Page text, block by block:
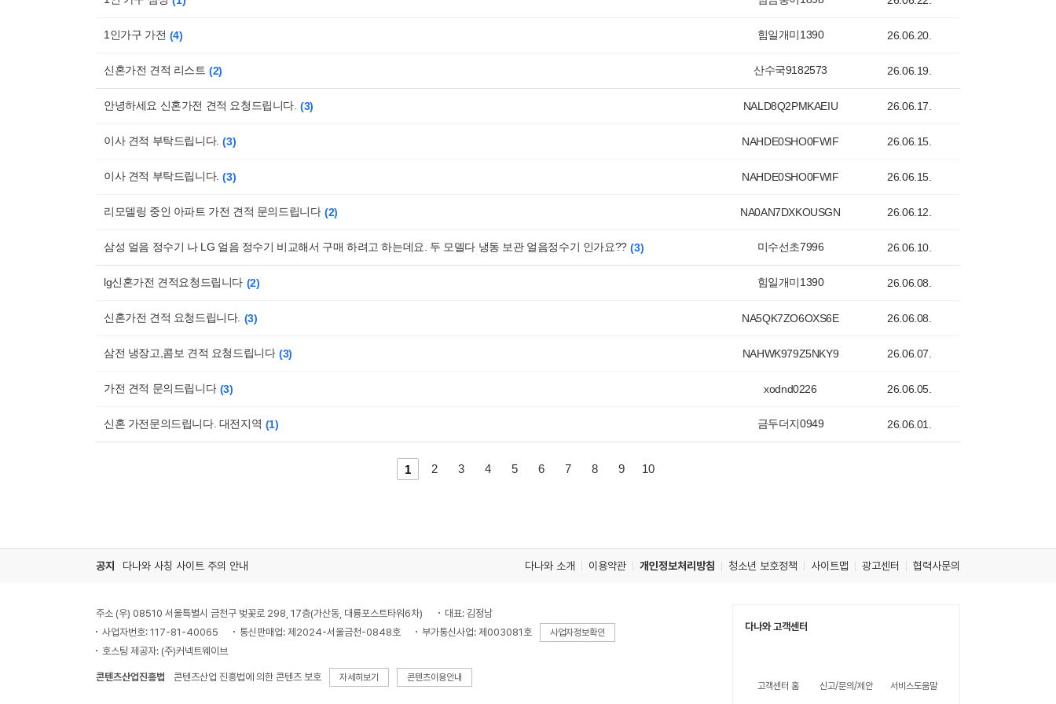
1인가구 가전 4 힘일개미1390 26.06.20.
신혼가전 견적 리스트 2 산수국9182573 26.06.19.
안녕하세요 신혼가전 견적 요청드립니다. 3 NALD8Q2PMKAEIU 26.06.17.
이사 견적 부탁드립니다. 3 NAHDE0SHO0FWIF 26.06.15.
이사 견적 부탁드립니다. 3 NAHDE0SHO0FWIF 26.06.15.
리모델링 중인 아파트 가전 견적 문의드립니다 2 NA0AN7DXKOUSGN 26.06.12.
삼성 얼음 정수기 나 LG 얼음 정수기 비교해서 구매 하려고 하는데요. 두 모델다 냉동 보관 얼음정수기 인가요?? 3 미수선초7996 26.06.10.
lg신혼가전 견적요청드립니다 2 힘일개미1390 26.06.08.
신혼가전 견적 요청드립니다. 3 NA5QK7ZO6OXS6E 26.06.08.
삼전 냉장고,콤보 견적 요청드립니다 3 NAHWK979Z5NKY9 26.06.07.
가전 견적 문의드립니다 3 xodnd0226 26.06.05.
신혼 가전문의드립니다. 대전지역 1 금두더지0949 26.06.01.
1 2 3 4 5 6 7 8 9 10
공지 다나와 사칭 사이트 주의 안내 다나와 소개 이용약관 개인정보처리방침 청소년 보호정책 사이트맵 광고센터 협력사문의
주소 (우) 08510 서울특별시 금천구 벚꽃로 298, 17층(가산동, 대륭포스트타워6차)
대표: 김정남
사업자번호: 117-81-40065
통신판매업: 제2024-서울금천-0848호 부가통신사업: 제003081호 사업자정보확인
호스팅 제공자: (주)커넥트웨이브
콘텐츠산업진흥법 콘텐츠산업 진흥법에 의한 콘텐츠 보호 자세히보기 콘텐츠이용안내
다나와 고객센터
고객센터 홈 신고/문의/제안 서비스도움말